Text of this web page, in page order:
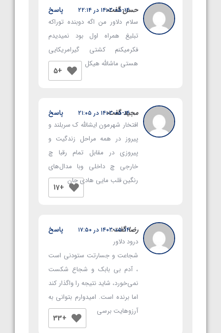
حسنگفت:
۱۴۰۲-۰۵-۱۴ در ۲۲:۱۴
سلام دلاور من اگه دوبنده توراکه
تبلیغ همراه اول بود نمیدیدم
فکرمیکنم کشتی گیرامریکایی
هستی ماشالله هیکل
+5
پاسخ
مجیدگفت:
۱۴۰۲-۰۵-۱۴ در ۲۱:۰۵
افتخار شهرمون ایشالله ک سربلند و
پیروز در همه مراحل زندگیت و
پیروزی در مقابل تمام رقبا چ
خارجی چ داخلی وبا مدال‌های
رنگین قلب مایی هادی جان
+17
پاسخ
رضاگفت:
۱۴۰۲-۰۵-۱۴ در ۱۷:۵۰
درود دلاور
شجاعت و جسارتت ستودنی است
، آدم بی بابک و شجاع شکست
نمی‌خورد، شاید نتیجه را واگذار کند
اما برنده است. امیدوارم بتوانی به
آرزوهایت برسی
+33
پاسخ